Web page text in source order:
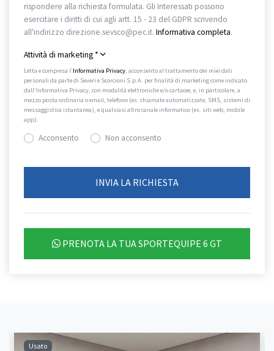
rispondere alla richiesta formulata. Gli Interessati possono
esercitare i diritti di cui agli artt. 15 - 23 del GDPR scrivendo
all'indirizzo direzione.sevsco@pec.it. Informativa completa.
Attività di marketing *
Letta e compresa l’Informativa Privacy, acconsento al trattamento dei miei dati
personali da parte di Severi e Scorcioni S.p.A. per finalità di marketing come indicato
dall’Informativa Privacy, con modalità elettroniche e/o cartacee, e, in particolare, a
mezzo posta ordinaria o email, telefono (es. chiamate automatizzate, SMS, sistemi di
messaggistica istantanea), e qualsiasi altro canale informatico (es. siti web, mobile
app).
Acconsento Non acconsento
PRENOTA LA TUA SPORTEQUIPE 6 GT
Usato